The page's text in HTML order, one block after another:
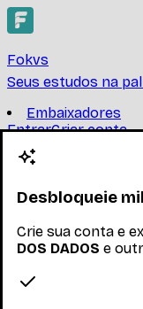
Fokvs
Seus estudos na
Embaixadores
EntrarCriar conta
Criar conta
DOS
UNIVERSIDADE
À CIÊNCIA DOS
Desbloqueie
Crie sua conta e
DOS DADOS e